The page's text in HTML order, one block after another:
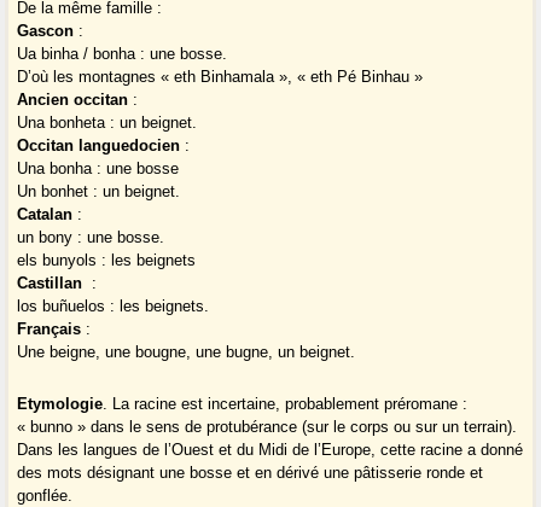
De la même famille :
Gascon :
Ua binha / bonha : une bosse.
D’où les montagnes « eth Binhamala », « eth Pé Binhau »
Ancien occitan :
Una bonheta : un beignet.
Occitan languedocien :
Una bonha : une bosse
Un bonhet : un beignet.
Catalan :
un bony : une bosse.
els bunyols : les beignets
Castillan :
los buñuelos : les beignets.
Français :
Une beigne, une bougne, une bugne, un beignet.
Etymologie. La racine est incertaine, probablement préromane :
« bunno » dans le sens de protubérance (sur le corps ou sur un terrain).
Dans les langues de l’Ouest et du Midi de l’Europe, cette racine a donné
des mots désignant une bosse et en dérivé une pâtisserie ronde et
gonflée.